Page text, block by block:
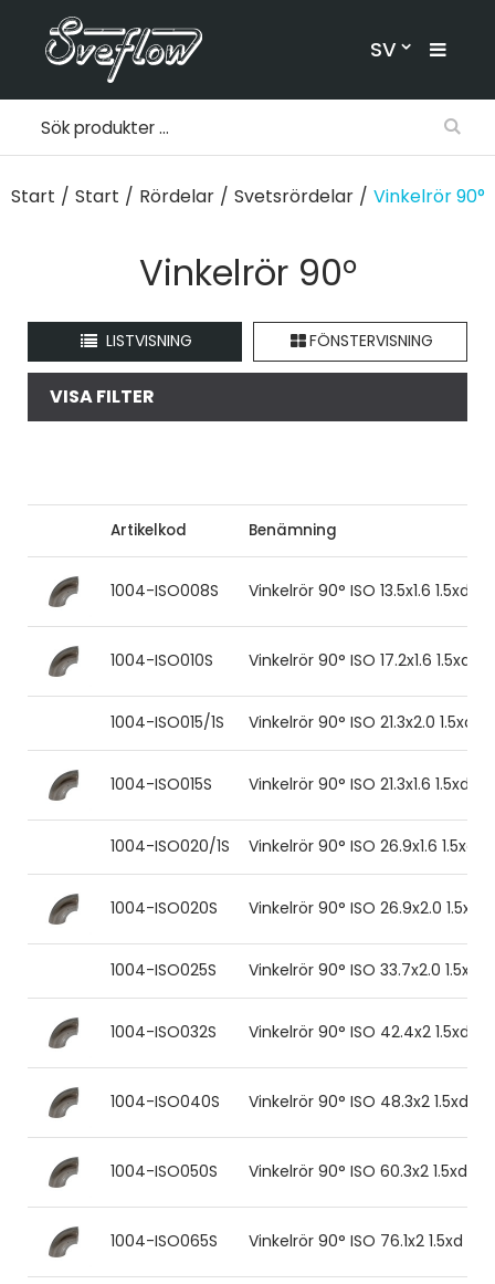
SV
Start / Start / Rördelar / Svetsrördelar / Vinkelrör 90°
Vinkelrör 90°
LISTVISNING FÖNSTERVISNING
VISA FILTER
Artikelkod Benämning
1004-ISO008S Vinkelrör 90° ISO 13.5x1.6 1.5xd
1004-ISO010S Vinkelrör 90° ISO 17.2x1.6 1.5xd
1004-ISO015/1S Vinkelrör 90° ISO 21.3x2.0 1.5xd
1004-ISO015S Vinkelrör 90° ISO 21.3x1.6 1.5xd
1004-ISO020/1S Vinkelrör 90° ISO 26.9x1.6 1.5xd
1004-ISO020S Vinkelrör 90° ISO 26.9x2.0 1.5xd
1004-ISO025S Vinkelrör 90° ISO 33.7x2.0 1.5xd
1004-ISO032S Vinkelrör 90° ISO 42.4x2 1.5xd
1004-ISO040S Vinkelrör 90° ISO 48.3x2 1.5xd
1004-ISO050S Vinkelrör 90° ISO 60.3x2 1.5xd
1004-ISO065S Vinkelrör 90° ISO 76.1x2 1.5xd